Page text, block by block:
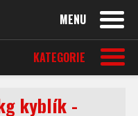
MENU
KATEGORIE
kyblík -